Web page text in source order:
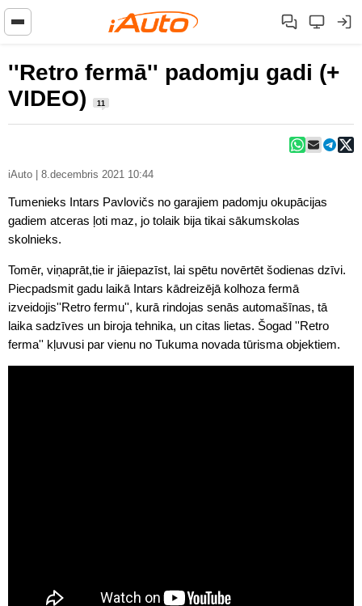
''Retro fermā'' padomju gadi (+
VIDEO)
11
iAuto | 8.decembris 2021 10:44
Tumenieks Intars Pavlovičs no garajiem padomju okupācijas
gadiem atceras ļoti maz, jo tolaik bija tikai sākumskolas
skolnieks.
Tomēr, viņaprāt,tie ir jāiepazīst, lai spētu novērtēt šodienas dzīvi.
Piecpadsmit gadu laikā Intars kādreizējā kolhoza fermā
izveidojis''Retro fermu'', kurā rindojas senās automašīnas, tā
laika sadzīves un biroja tehnika, un citas lietas. Šogad ''Retro
ferma'' kļuvusi par vienu no Tukuma novada tūrisma objektiem.